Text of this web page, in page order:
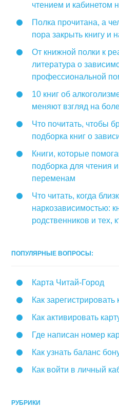
чтением и кабинетом
Полка прочитана, а
пора закрыть книгу и
От книжной полки к
литература о
профессиональной
10 книг об
меняют взгляд на
Что почитать, чтобы
подборка книг о
Книги, которые
подборка для чтения
переменам
Что читать, когда
наркозависимостью:
родственников и тех,
ПОПУЛЯРНЫЕ ВОПРОСЫ:
Карта Читай-Город
Как
Как активировать
Где написан номер
Как узнать баланс
Как войти в личный
РУБРИКИ